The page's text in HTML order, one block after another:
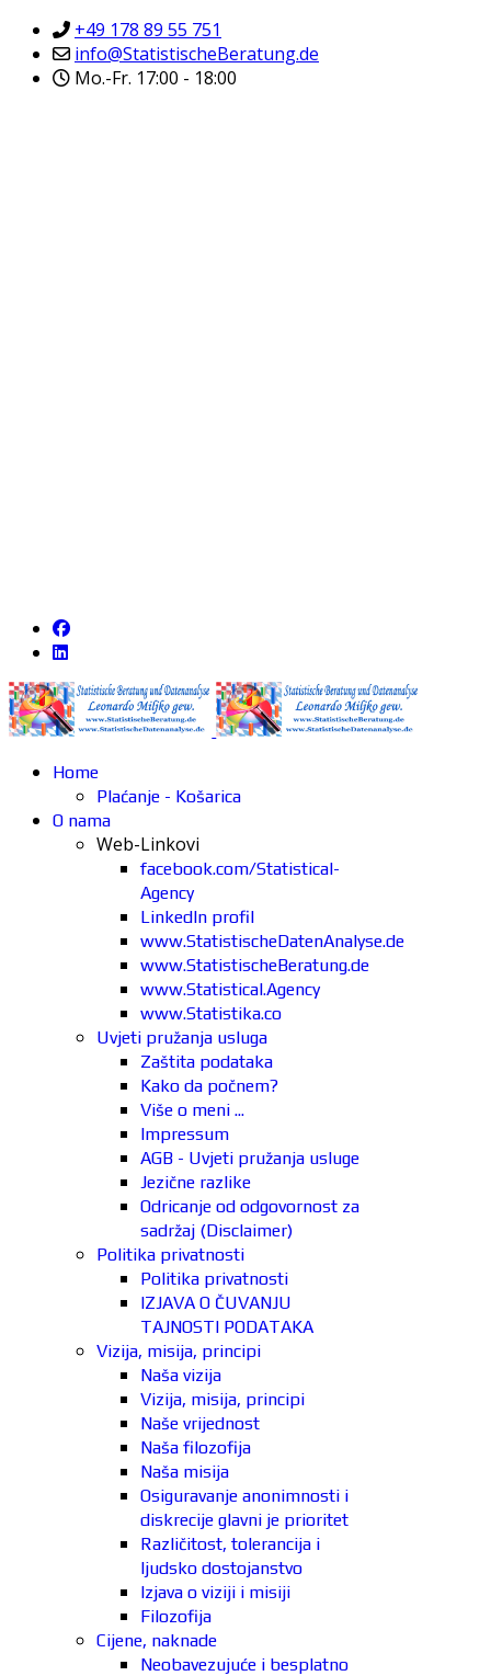
+49 178 89 55 751
info@StatistischeBeratung.de
Mo.-Fr. 17:00 - 18:00
Home
Plaćanje - Košarica
O nama
Web-Linkovi
facebook.com/Statistical-
Agency
LinkedIn profil
www.StatistischeDatenAnalyse.de
www.StatistischeBeratung.de
www.Statistical.Agency
www.Statistika.co
Uvjeti pružanja usluga
Zaštita podataka
Kako da počnem?
Više o meni ...
Impressum
AGB - Uvjeti pružanja usluge
Jezične razlike
Odricanje od odgovornost za
sadržaj (Disclaimer)
Politika privatnosti
Politika privatnosti
IZJAVA O ČUVANJU
TAJNOSTI PODATAKA
Vizija, misija, principi
Naša vizija
Vizija, misija, principi
Naše vrijednost
Naša filozofija
Naša misija
Osiguravanje anonimnosti i
diskrecije glavni je prioritet
Različitost, tolerancija i
ljudsko dostojanstvo
Izjava o viziji i misiji
Filozofija
Cijene, naknade
Neobavezujuće i besplatno